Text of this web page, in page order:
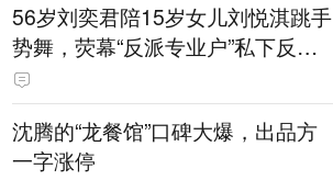
56岁刘奕君陪15岁女儿刘悦淇跳手
势舞，荧幕“反派专业户”私下反差
明显，女儿主攻高尔夫，曾以最小
年龄出战职业赛
沈腾的“龙餐馆”口碑大爆，出品方
一字涨停